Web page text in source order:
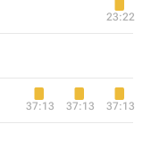
23:22
37:13 37:13 37:13